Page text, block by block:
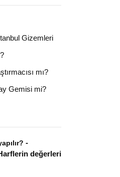
Gizemleri
mı?
Gemisi mi?
-
değerleri